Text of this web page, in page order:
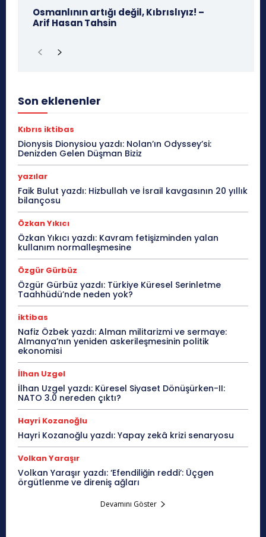
Osmanlının artığı değil, Kıbrıslıyız! –
Arif Hasan Tahsin
Son eklenenler
Kıbrıs iktibas
Dionysis Dionysiou yazdı: Nolan’ın Odyssey’si:
Denizden Gelen Düşman Biziz
yazılar
Faik Bulut yazdı: Hizbullah ve İsrail kavgasının 20 yıllık
bilançosu
Özkan Yıkıcı
Özkan Yıkıcı yazdı: Kavram fetişizminden yalan
kullanım normalleşmesine
Özgür Gürbüz
Özgür Gürbüz yazdı: Türkiye Küresel Serinletme
Taahhüdü’nde neden yok?
iktibas
Nafiz Özbek yazdı: Alman militarizmi ve sermaye:
Almanya’nın yeniden askerileşmesinin politik
ekonomisi
İlhan Uzgel
İlhan Uzgel yazdı: Küresel Siyaset Dönüşürken-II:
NATO 3.0 nereden çıktı?
Hayri Kozanoğlu
Hayri Kozanoğlu yazdı: Yapay zekâ krizi senaryosu
Volkan Yaraşır
Volkan Yaraşır yazdı: ‘Efendiliğin reddi’: Üçgen
örgütlenme ve direniş ağları
Devamını Göster